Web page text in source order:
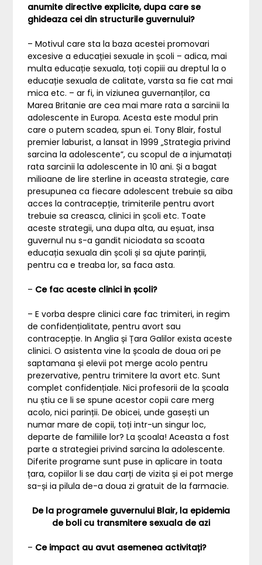
anumite directive explicite, dupa care se
ghideaza cei din structurile guvernului?
– Motivul care sta la baza acestei promovari
excesive a educației sexuale in școli – adica, mai
multa educație sexuala, toți copiii au dreptul la o
educație sexuala de calitate, varsta sa fie cat mai
mica etc. – ar fi, in viziunea guvernanților, ca
Marea Britanie are cea mai mare rata a sarcinii la
adolescente in Europa. Acesta este modul prin
care o putem scadea, spun ei. Tony Blair, fostul
premier laburist, a lansat in 1999 „Strategia privind
sarcina la adolescente”, cu scopul de a injumatați
rata sarcinii la adolescente in 10 ani. Și a bagat
milioane de lire sterline in aceasta strategie, care
presupunea ca fiecare adolescent trebuie sa aiba
acces la contracepție, trimiterile pentru avort
trebuie sa creasca, clinici in școli etc. Toate
aceste strategii, una dupa alta, au eșuat, insa
guvernul nu s-a gandit niciodata sa scoata
educația sexuala din școli și sa ajute parinții,
pentru ca e treaba lor, sa faca asta.
– Ce fac aceste clinici in școli?
– E vorba despre clinici care fac trimiteri, in regim
de confidențialitate, pentru avort sau
contracepție. In Anglia și Țara Galilor exista aceste
clinici. O asistenta vine la școala de doua ori pe
saptamana și elevii pot merge acolo pentru
prezervative, pentru trimitere la avort etc. Sunt
complet confidențiale. Nici profesorii de la școala
nu știu ce li se spune acestor copii care merg
acolo, nici parinții. De obicei, unde gasești un
numar mare de copii, toți intr-un singur loc,
departe de familiile lor? La școala! Aceasta a fost
parte a strategiei privind sarcina la adolescente.
Diferite programe sunt puse in aplicare in toata
țara, copiilor li se dau carți de vizita și ei pot merge
sa-și ia pilula de-a doua zi gratuit de la farmacie.
De la programele guvernului Blair, la epidemia
de boli cu transmitere sexuala de azi
– Ce impact au avut asemenea activitați?